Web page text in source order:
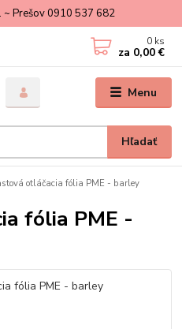
Prešov 0910 537 682
Menu
Hľadať
0 ks
za 0,00 €
otláčacia fólia PME - barley
fólia PME -